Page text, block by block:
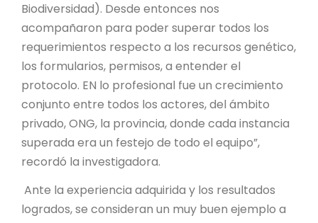
Biodiversidad). Desde entonces nos
acompañaron para poder superar todos los
requerimientos respecto a los recursos genético,
los formularios, permisos, a entender el
protocolo. EN lo profesional fue un crecimiento
conjunto entre todos los actores, del ámbito
privado, ONG, la provincia, donde cada instancia
superada era un festejo de todo el equipo”,
recordó la investigadora.
Ante la experiencia adquirida y los resultados
logrados, se consideran un muy buen ejemplo a